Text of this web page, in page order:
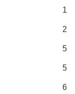
1
2
5
5
6